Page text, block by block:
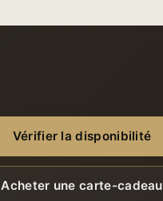
Vérifier la disponibilité
Acheter une carte-cadeau